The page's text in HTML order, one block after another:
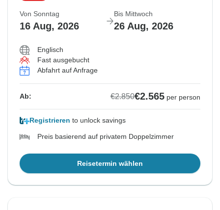
Von Sonntag
16 Aug, 2026
Bis Mittwoch
26 Aug, 2026
Englisch
Fast ausgebucht
Abfahrt auf Anfrage
Ab: €2.850€2.565 per person
Registrieren to unlock savings
Preis basierend auf privatem Doppelzimmer
Reisetermin wählen